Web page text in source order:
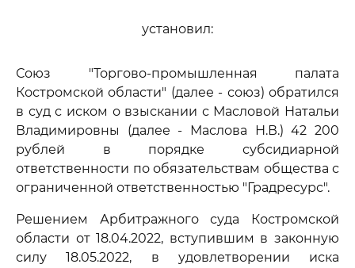
установил:
Союз "Торгово-промышленная палата
Костромской области" (далее - союз) обратился
в суд с иском о взыскании с Масловой Натальи
Владимировны (далее - Маслова Н.В.) 42 200
рублей в порядке субсидиарной
ответственности по обязательствам общества с
ограниченной ответственностью "Градресурс".
Решением Арбитражного суда Костромской
области от 18.04.2022, вступившим в законную
силу 18.05.2022, в удовлетворении иска